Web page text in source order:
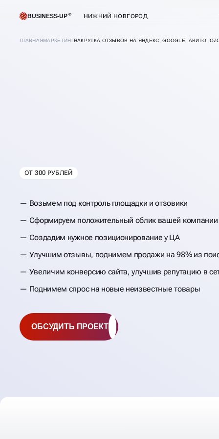
BUSINESS-UP НИЖНИЙ НОВГОРОД
ГЛАВНАЯМАРКЕТИНГНАКРУТКА ОТЗЫВОВ НА ЯНДЕКС, GOOGLE, АВИТО,
НАКРУТКА
ЯНДЕКС,
OZON И 2ГИС
ВНИЖНЕМ
ОТ 300 РУБЛЕЙ
Возьмем под контроль площадки и отзовики
Сформируем положительный облик вашей
Создадим нужное позиционирование у ЦА
Улучшим отзывы, поднимем продажи на 98% из
Увеличим конверсию сайта, улучшив репутацию в
Поднимем спрос на новые неизвестные товары
ОБСУДИТЬ ПРОЕКТ